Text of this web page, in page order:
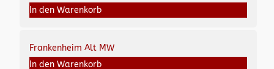
In den Warenkorb
Frankenheim Alt MW
In den Warenkorb